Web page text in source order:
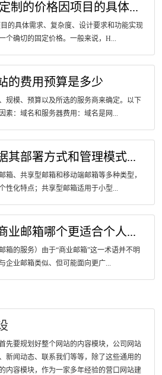
制的价格因项目的具体...
的具体需求、复杂度、设计要求和功能实现
个确切的固定价格。一般来说，H...
的费用预算是多少
规模、预算以及所选的服务商来确定。以下
素：域名和服务器费用：域名是网...
其部署方式和管理模式...
箱、共享型邮箱和移动端邮箱等多种类型，
性化特点；共享型邮箱适用于小型...
业邮箱哪个更适合个人...
箱的服务）由于“商业邮箱”这一术语并不明
企业邮箱类似、但可能面向更广...
先要规划好整个网站的内容模块，公司网站
新闻动态、联系我们等等，除了这些通用的
内容模块，作为一家多年经验的营口网站建